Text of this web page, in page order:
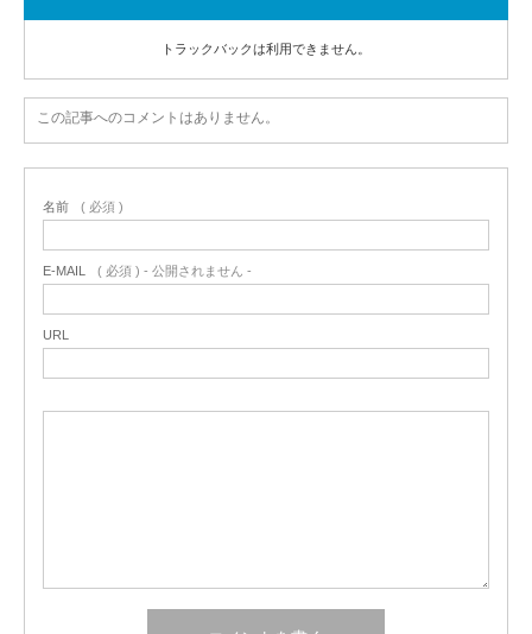
トラックバックは利用できません。
この記事へのコメントはありません。
名前 ( 必須 )
E-MAIL ( 必須 ) - 公開されません -
URL